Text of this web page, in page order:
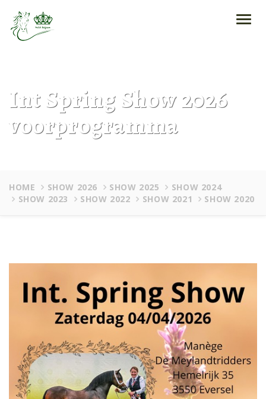
Int Spring Show 2026
voorprogramma
HOME SHOW 2026 SHOW 2025
SHOW 2024
SHOW 2023
SHOW 2022 SHOW 2021 SHOW 2020